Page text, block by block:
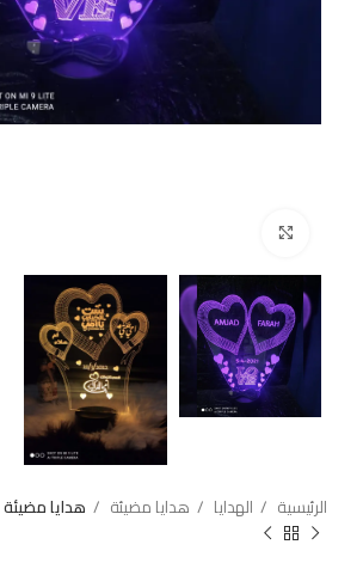
الرئيسية الهدايا هدايا مضيئة هدايا مضيئة